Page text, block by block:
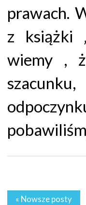
prawach.
z książki
wiemy ,
« Nowsze posty